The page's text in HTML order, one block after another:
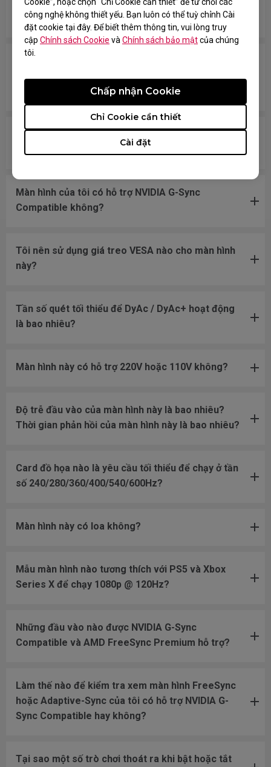
công nghệ không thiết yếu. Bạn luôn có thể tuỳ chỉnh Cài
đặt cookie tại đây. Để biết thêm thông tin, vui lòng truy
cập Chính sách Cookie và Chính sách bảo mậtcủa chúng
tôi.
Cài đặt
Chỉ Cookie cần thiết
Chấp nhận Cookie
Tất cả màn hình ZOWIE hay chỉ một số mẫu nhất
định không chứa thủy ngân?
Những mẫu nào tương thích với PS5 và Xbox
Series X/S cho Tốc độ làm mới thay đổi (VRR)?
Màn hình của tôi có hỗ trợ NVIDIA G-Sync
Compatible không?
Tôi nên sử dụng giá treo VESA nào cho màn hình
này?
Tần số quét tối thiểu để DyAc / DyAc+ hoạt động
là bao nhiêu?
Màn hình này có hỗ trợ 220V hoặc 110V không?
Độ trễ đầu vào của màn hình này là bao nhiêu?
Thời gian phản hồi của màn hình này là bao nhiêu?
Card đồ họa nào là yêu cầu tối thiểu để chạy ở tần
số 240/280/360/400/540/600Hz?
Màn hình này có loa không?
Mẫu màn hình nào tương thích với PS5 và Xbox
Series X để chạy 1080p @ 120Hz?
Những đầu vào nào được NVIDIA G-Sync
Compatible và AMD FreeSync Premium hỗ trợ?
Làm thế nào để kiểm tra xem màn hình FreeSync
hoặc Adaptive-Sync của tôi có hỗ trợ NVIDIA G-
Sync Compatible hay không?
Tại sao một số trò chơi thoát ra khi bật hoặc tắt